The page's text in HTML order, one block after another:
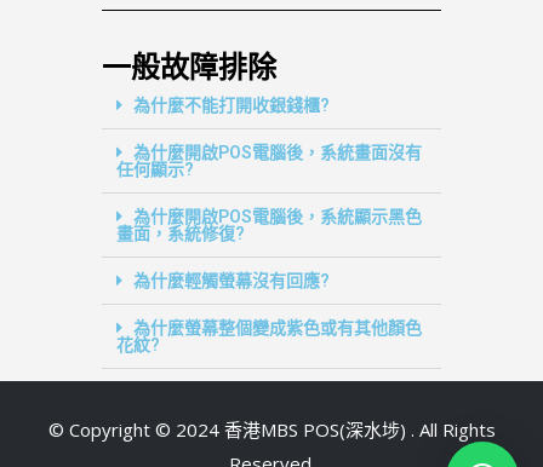
一般故障排除
為什麼不能打開收銀錢櫃?
為什麼開啟POS電腦後，系統畫面沒有
任何顯示?
為什麼開啟POS電腦後，系統顯示黑色
畫面，系統修復?
為什麼輕觸螢幕沒有回應?
為什麼螢幕整個變成紫色或有其他顏色
花紋?
© Copyright © 2024 香港MBS POS(深水埗) . All Rights